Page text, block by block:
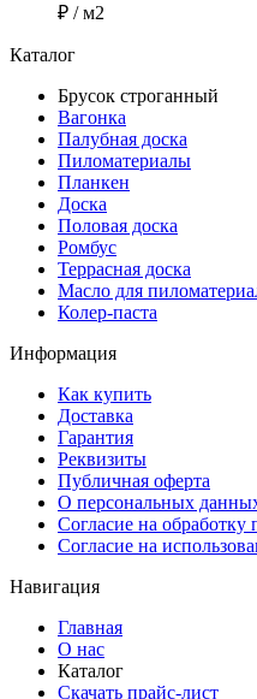
₽ / м2
Каталог
Брусок строганный
Вагонка
Палубная доска
Пиломатериалы
Планкен
Доска
Половая доска
Ромбус
Террасная доска
Масло для
Колер-паста
Информация
Как купить
Доставка
Гарантия
Реквизиты
Публичная оферта
О персональных
Согласие на
Согласие на
Навигация
Главная
О нас
Каталог
Скачать прайс-лист